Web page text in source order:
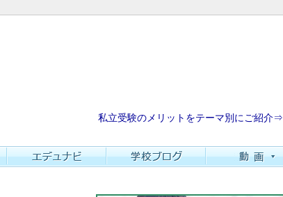
私立受験のメリットをテーマ別にご紹介⇒